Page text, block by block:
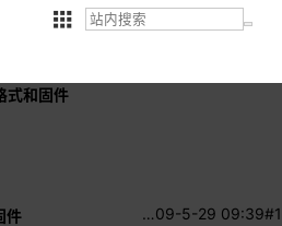
式和固件
#1
09-5-29 09:39
…
件